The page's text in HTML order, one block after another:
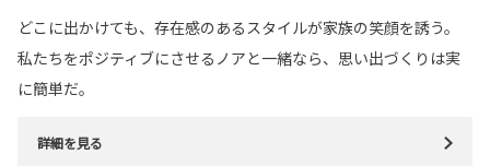
どこに出かけても、存在感のあるスタイルが家族の笑顔を誘う。
私たちをポジティブにさせるノアと一緒なら、思い出づくりは実
に簡単だ。
詳細を見る